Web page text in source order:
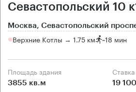
Севастопольский 10
Москва, Севастопольский
Верхние Котлы → 1.75 км ~18 мин
Площадь здания
3855 кв.м 19